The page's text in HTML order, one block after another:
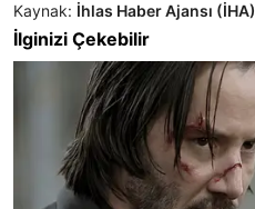
Kaynak: İhlas Haber Ajansı (İHA)